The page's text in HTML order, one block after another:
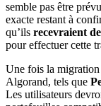
semble pas être
exacte restant à
qu’ils recevraient
pour effectuer cette
Une fois la migration
Algorand, tels que
Les utilisateurs